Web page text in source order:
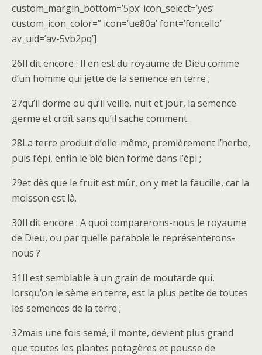
custom_margin_bottom=’5px’ icon_select=’yes’
custom_icon_color=” icon=’ue80a’ font=’fontello’
av_uid=’av-5vb2pq’]
26Il dit encore : Il en est du royaume de Dieu comme
d’un homme qui jette de la semence en terre ;
27qu’il dorme ou qu’il veille, nuit et jour, la semence
germe et croît sans qu’il sache comment.
28La terre produit d’elle-même, premièrement l’herbe,
puis l’épi, enfin le blé bien formé dans l’épi ;
29et dès que le fruit est mûr, on y met la faucille, car la
moisson est là.
30Il dit encore : A quoi comparerons-nous le royaume
de Dieu, ou par quelle parabole le représenterons-
nous ?
31Il est semblable à un grain de moutarde qui,
lorsqu’on le sème en terre, est la plus petite de toutes
les semences de la terre ;
32mais une fois semé, il monte, devient plus grand
que toutes les plantes potagères et pousse de